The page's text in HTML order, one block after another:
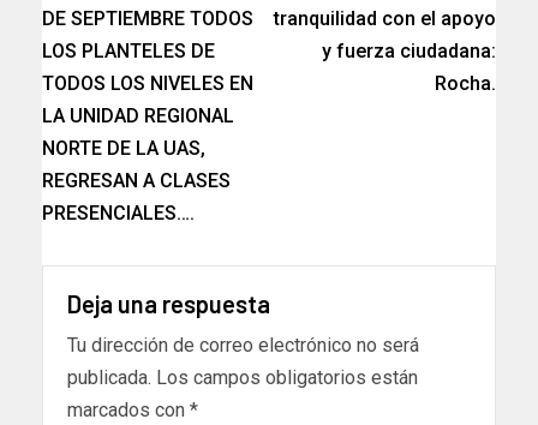
DE SEPTIEMBRE TODOS
LOS PLANTELES DE
TODOS LOS NIVELES EN
LA UNIDAD REGIONAL
NORTE DE LA UAS,
REGRESAN A CLASES
PRESENCIALES….
tranquilidad con el apoyo
y fuerza ciudadana:
Rocha.
Deja una respuesta
Tu dirección de correo electrónico no será
publicada. Los campos obligatorios están
marcados con *